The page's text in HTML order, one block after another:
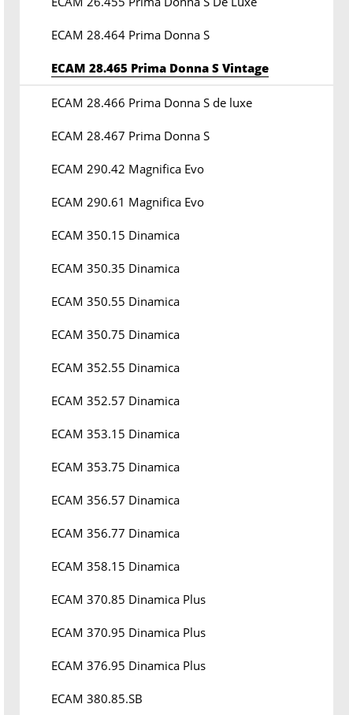
ECAM 28.464 Prima Donna S
ECAM 28.465 Prima Donna S Vintage
ECAM 28.466 Prima Donna S de luxe
ECAM 28.467 Prima Donna S
ECAM 290.42 Magnifica Evo
ECAM 290.61 Magnifica Evo
ECAM 350.15 Dinamica
ECAM 350.35 Dinamica
ECAM 350.55 Dinamica
ECAM 350.75 Dinamica
ECAM 352.55 Dinamica
ECAM 352.57 Dinamica
ECAM 353.15 Dinamica
ECAM 353.75 Dinamica
ECAM 356.57 Dinamica
ECAM 356.77 Dinamica
ECAM 358.15 Dinamica
ECAM 370.85 Dinamica Plus
ECAM 370.95 Dinamica Plus
ECAM 376.95 Dinamica Plus
ECAM 380.85.SB